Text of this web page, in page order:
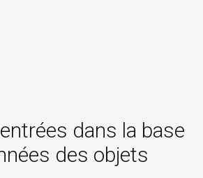
dans la base
des objets